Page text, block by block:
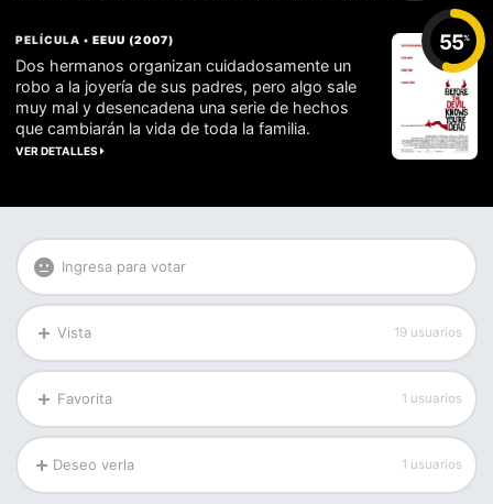
55%
PELÍCULA •EEUU (2007)
Dos hermanos organizan cuidadosamente un
robo a la joyería de sus padres, pero algo sale
muy mal y desencadena una serie de hechos
que cambiarán la vida de toda la familia.
VER DETALLES
Ingresa para votar
Vista 19 usuarios
Favorita 1 usuarios
Deseo verla 1 usuarios